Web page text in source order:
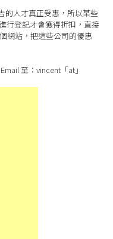
的人才真正受惠，所以某些
行登記才會獲得折扣，直接
網站，把這些公司的優惠
至：vincent「at」